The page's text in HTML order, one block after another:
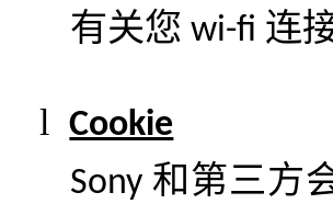
有关您 wi-fi 连
l Cookie
Sony 和第三方